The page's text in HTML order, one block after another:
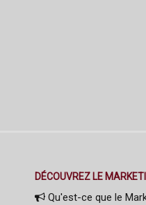
DÉCOUVREZ LE
Qu'est-ce que le